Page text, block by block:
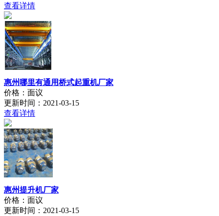
查看详情
惠州哪里有通用桥式起重机厂家
价格：面议
更新时间：2021-03-15
查看详情
惠州提升机厂家
价格：面议
更新时间：2021-03-15